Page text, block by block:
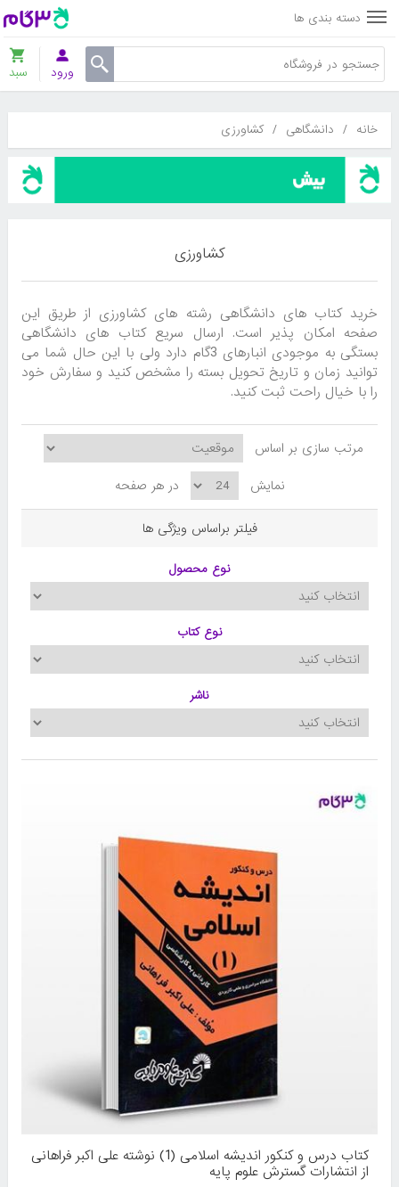
دسته بندی ها
ورود سبد
خانه / دانشگاهی / کشاورزی
کشاورزی
خرید کتاب های دانشگاهی رشته های کشاورزی از طریق این
صفحه امکان پذیر است. ارسال سریع کتاب های دانشگاهی
بستگی به موجودی انبارهای 3گام دارد ولی با این حال شما می
توانید زمان و تاریخ تحویل بسته را مشخص کنید و سفارش خود
را با خیال راحت ثبت کنید.
مرتب سازی بر اساس
نمایش
در هر صفحه
فیلتر براساس ویژگی ها
نوع محصول
نوع کتاب
ناشر
کتاب درس و کنکور اندیشه اسلامی (1) نوشته علی اکبر فراهانی
از انتشارات گسترش علوم پایه